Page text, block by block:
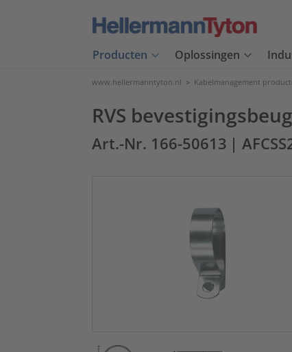
Producten Oplossingen
www.hellermanntyton.nl > Kabelmanagement
RVS
Art.-Nr. 166-50613 |